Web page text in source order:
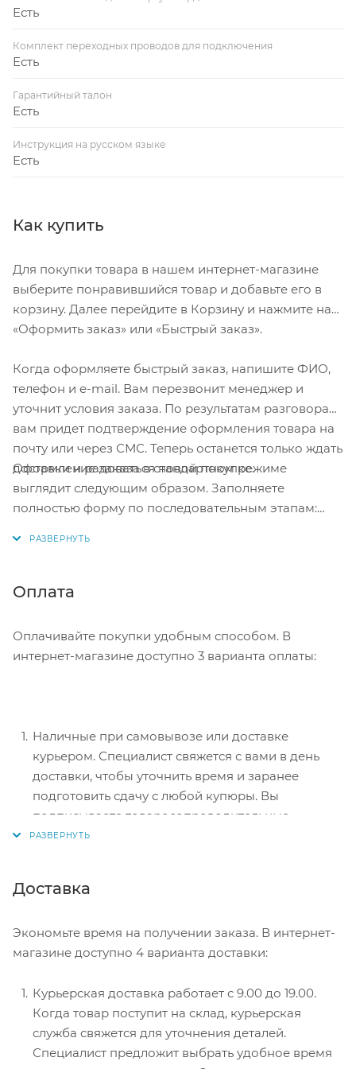
Есть
Комплект переходных проводов для подключения
Есть
Гарантийный талон
Есть
Инструкция на русском языке
Есть
Как купить
Для покупки товара в нашем интернет-магазине
выберите понравившийся товар и добавьте его в
корзину. Далее перейдите в Корзину и нажмите на
«Оформить заказ» или «Быстрый заказ».
Когда оформляете быстрый заказ, напишите ФИО,
телефон и e-mail. Вам перезвонит менеджер и
уточнит условия заказа. По результатам разговора
вам придет подтверждение оформления товара на
почту или через СМС. Теперь останется только ждать
доставки и радоваться новой покупке.
Оформление заказа в стандартном режиме
выглядит следующим образом. Заполняете
полностью форму по последовательным этапам:
Нажмите кнопку «Оформить заказ».
Оплата
Оплачивайте покупки удобным способом. В
интернет-магазине доступно 3 варианта оплаты:
Наличные при самовывозе или доставке
курьером. Специалист свяжется с вами в день
доставки, чтобы уточнить время и заранее
подготовить сдачу с любой купюры. Вы
подписываете товаросопроводительные
документы, вносите денежные средства,
перенаправит вас на сервер системы ASSIST.
Здесь нужно ввести номер карты, срок действия
Электронные системы при онлайн-заказе:
PayPal, WebMoney и Яндекс.Деньги. Для
совершения покупки система перенаправит вас
Доставка
Экономьте время на получении заказа. В интернет-
магазине доступно 4 варианта доставки:
Курьерская доставка работает с 9.00 до 19.00.
Когда товар поступит на склад, курьерская
служба свяжется для уточнения деталей.
Специалист предложит выбрать удобное время